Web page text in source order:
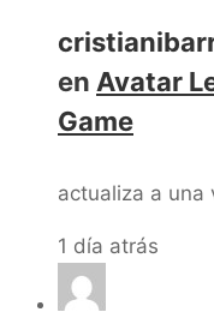
en Avatar
Game
actualiza a una
1 día atrás